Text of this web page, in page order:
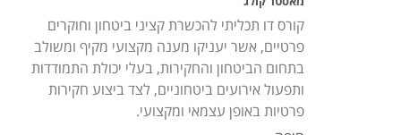
בהתנהלות השוטפת וכדומה
למי מיועד הקורס
קורס קציני ביטחון מיועד לכל אדם המעוניין לפתח קריירה
במקצוע מאתגר ומעניין בתחום. בקורס משתתפים גם
קורס דו תכליתי להכשרת קציני ביטחון וחוקרים
פרטיים, אשר יעניקו מענה מקצועי מקיף ומשולב
בתחום הביטחון והחקירות, בעלי יכולת התמודדות
ותפעול אירועים ביטחוניים, לצד ביצוע חקירות
פרטיות באופן עצמאי ומקצועי.